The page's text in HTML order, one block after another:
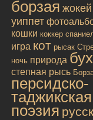
борзая жокей
уиппет
кошки коккер
игра кот рысак
ночь природа
степная рысь
персидско-
таджикская
поэзия